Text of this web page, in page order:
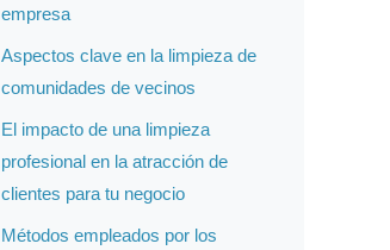
empresa
Aspectos clave en la limpieza de
comunidades de vecinos
El impacto de una limpieza
profesional en la atracción de
clientes para tu negocio
Métodos empleados por los